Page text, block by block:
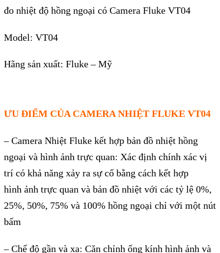
đo nhiệt độ hồng ngoại có Camera Fluke VT04
Model: VT04
Hãng sản xuất: Fluke – Mỹ
ƯU ĐIỂM CỦA CAMERA NHIỆT FLUKE VT04
–Camera Nhiệt Fluke kết hợp bản đồ nhiệt hồng
ngoại và hình ảnh trực quan: Xác định chính xác vị
trí có khả năng xảy ra sự cố bằng cách kết hợp
hình ảnh trực quan và bản đồ nhiệt với các tỷ lệ 0%,
25%, 50%, 75% và 100% hồng ngoại chỉ với một nút
bấm
–Chế độ gần và xa: Căn chỉnh ống kính hình ảnh và